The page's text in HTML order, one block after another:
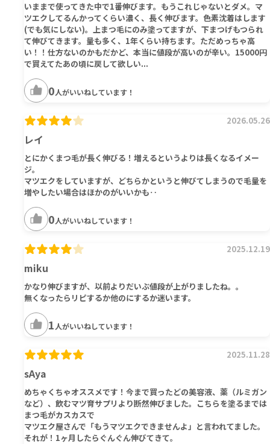
いままで使ってきた中で1番伸びます。もうこれじゃないとダメ。マ
ツエクしてるんかってくらい濃く、長く伸びます。色素沈着はします
(でも気にしない)。上まつ毛にのみ塗ってますが、下まつげもつられ
て伸びてきます。量も多く、1年くらい持ちます。ただめっちゃ高
い！！仕方ないのかもだかど、本当に値段が高いのが辛い。15000円
で買えてたあの頃に戻して欲しい...
0人がいいねしています！
レイ
2026.05.26
とにかくまつ毛が長く伸びる！増えるというよりは長くなるイメー
ジ。
マツエクをしていますが、どちらかというと伸びてしまうので毛量を
増やしたい場合はほかのがいいかも‥
0人がいいねしています！
miku
2025.12.19
かなり伸びますが、以前よりだいぶ値段が上がりましたね。。
無くなったらリピするか他のにするか迷います。
1 人がいいねしています！
sAya
2025.11.28
めちゃくちゃオススメです！今まで買ったどの美容液、薬（ルミガン
など）、飲むマツ育サプリより断然伸びました。こちらを塗るまでは
まつ毛がカスカスで
マツエク屋さんで「もうマツエクできませんよ」と言われてました。
それが！1ヶ月したらぐんぐん伸びてきて。